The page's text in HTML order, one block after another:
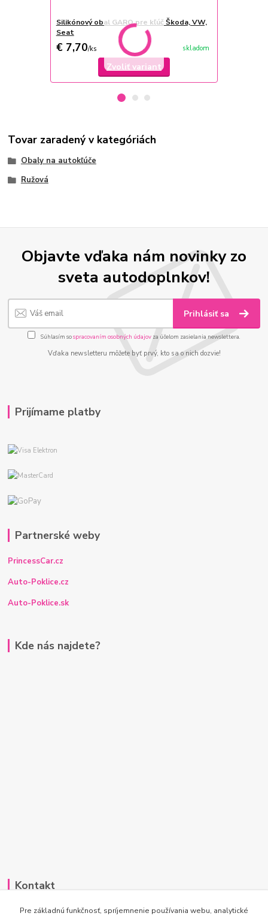
Silikónový obal GARO pre kľúč Škoda, VW,
Seat
€ 7,70/ks skladom
Zvoliť variant
Tovar zaradený v kategóriách
Obaly na autokľúče
Ružová
Objavte vďaka nám novinky zo
sveta autodoplnkov!
Prihlásiť sa
Súhlasím sospracovaním osobných údajov za účelom zasielania newslettera.
Vďaka newsletteru môžete byť prvý, kto sa o nich dozvie!
Prijímame platby
Partnerské weby
PrincessCar.cz
Auto-Poklice.cz
Auto-Poklice.sk
Kde nás najdete?
Kontakt
Po-Pi 7:00 - 15:30
Pre základnú funkčnosť, spríjemnenie používania webu, analytické